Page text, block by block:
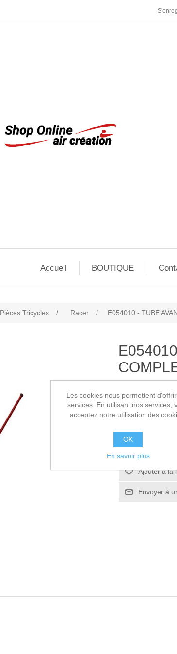
Accueil BOUTIQUE
Pièces Tricycles / Racer / E054010 - TUBE
SKU: E054010
398,00€ HT
Ajouter à la
Envoyer à
Les cookies nous permettent
services. En utilisant nos services,
acceptez notre utilisation des
OK
En savoir plus